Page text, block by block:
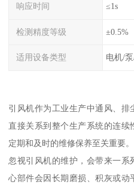
响应时间 ≤1s
检测精度等级 ±0.5%
适用设备类型 电机/
引风机作为工业生产中通风、
直接关系到整个生产系统的连
定期和及时的维修保养至关重要。
忽视引风机的维护，会带来一
心部件会因长期磨损、积灰或动